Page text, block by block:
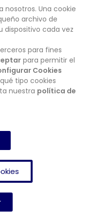
All Rights Reserved.
nosotros. Una cookie
archivo de
dispositivo cada vez
para fines
para permitir el
Cookies
tipo cookies
nuestra política de